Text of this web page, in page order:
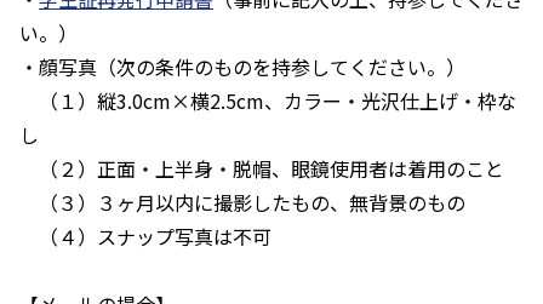
い。）
・顔写真（次の条件のものを持参してください。）
（１）縦3.0cm×横2.5cm、カラー・光沢仕上げ・枠な
し
（２）正面・上半身・脱帽、眼鏡使用者は着用のこと
（３）３ヶ月以内に撮影したもの、無背景のもの
（４）スナップ写真は不可